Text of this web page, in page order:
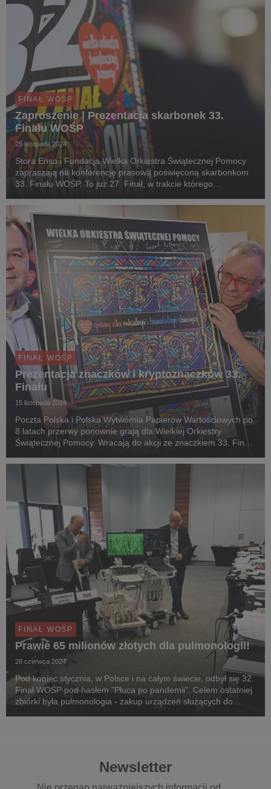
FINAŁ WOŚP
Zaproszenie | Prezentacja skarbonek 33.
Finału WOŚP
25 listopada 2024
Stora Enso i Fundacja Wielka Orkiestra Świątecznej Pomocy
zapraszają na konferencję prasową poświęconą skarbonkom
33. Finału WOŚP. To już 27. Finał, w trakcie którego
produkowanych przez Stora Enso. ​
FINAŁ WOŚP
Prezentacja znaczków i kryptoznaczków 33.
Finału
15 listopada 2024
Poczta Polska i Polska Wytwórnia Papierów Wartościowych po
8 latach przerwy ponownie grają dla Wielkiej Orkiestry
Świątecznej Pomocy. Wracają do akcji ze znaczkiem 33. Finału
serduszka, widnieje hasło „Gramy dla onkologi...
FINAŁ WOŚP
Prawie 65 milionów złotych dla pulmonologii!
28 czerwca 2024
Pod koniec stycznia, w Polsce i na całym świecie, odbył się 32.
Finał WOŚP pod hasłem "Płuca po pandemii". Celem ostatniej
zbiórki była pulmonologia - zakup urządzeń służących do
Newsletter